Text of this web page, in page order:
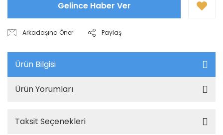
Gelince Haber Ver
Arkadaşına Öner Paylaş
Ürün Bilgisi
Ürün Yorumları
Taksit Seçenekleri